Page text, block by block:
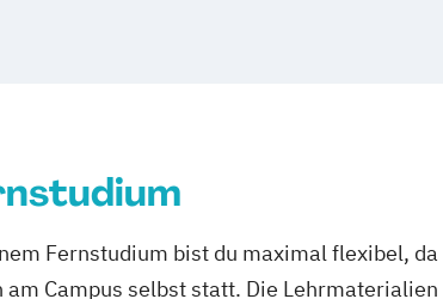
Fernstudium bist du maximal flexibel,
am Campus selbst statt. Die